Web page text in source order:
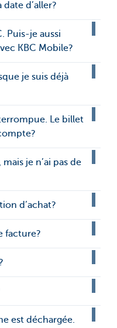
d’aller?
Puis-je aussi
KBC Mobile?
je suis déjà
Le billet
je n’ai pas de
d’achat?
facture?
est déchargée.